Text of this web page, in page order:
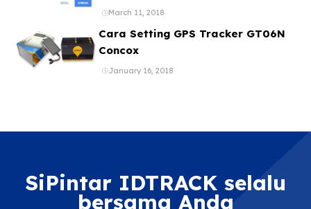
ataupun Aplikasi Online Gratis
March 11, 2018
Cara Setting GPS Tracker GT06N
Concox
January 16, 2018
SiPintar IDTRACK selalu
bersama Anda